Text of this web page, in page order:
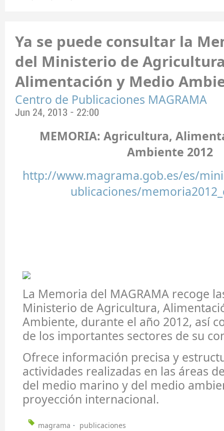
Ya se puede consultar la
del Ministerio de
Alimentación y Medio
Centro de Publicaciones MAGRAMA
Jun 24, 2013 - 22:00
MEMORIA: Agricultura,
Ambiente 2012
http://www.magrama.gob.es/es/
ublicaciones/
La Memoria del MAGRAMA recoge
Ministerio de Agricultura,
Ambiente, durante el año 2012, así
de los importantes sectores de su
Ofrece información precisa y
actividades realizadas en las áreas
del medio marino y del medio
proyección internacional.
magrama publicaciones